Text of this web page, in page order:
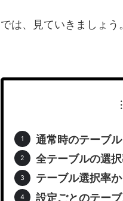
では、見ていきましょう。
通常時のテーブル
全テーブルの選択
テーブル選択率
設定ごとのテー